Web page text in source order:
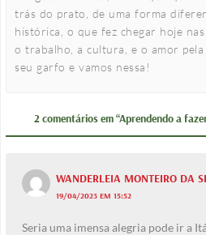
trás do prato, de uma forma
histórica, o que fez chegar hoje nas
o trabalho, a cultura, e o amor
seu garfo e vamos nessa!
2 comentários em “Aprendendo a
WANDERLEIA MONTEIRO DA
19/04/2023 EM 15:52
Seria uma imensa alegria pode ir a